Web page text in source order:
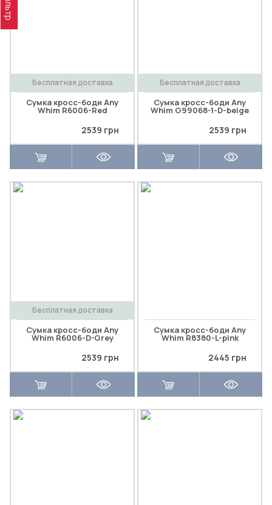
Бесплатная доставка
Сумка кросс-боди Any
Whim R6006-Red
2539 грн
Бесплатная доставка
Сумка кросс-боди Any
Whim G99068-1-D-beige
2539 грн
Бесплатная доставка
Сумка кросс-боди Any
Whim R6006-D-Grey
2539 грн
Сумка кросс-боди Any
Whim R8380-L-pink
2445 грн